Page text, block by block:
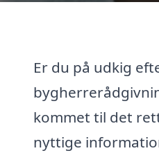
Er du på udkig
kommet til det
nyttige